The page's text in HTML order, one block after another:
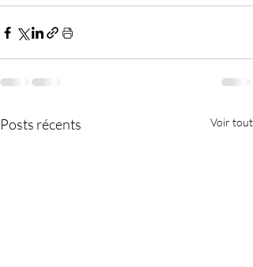
Posts récents Voir tout